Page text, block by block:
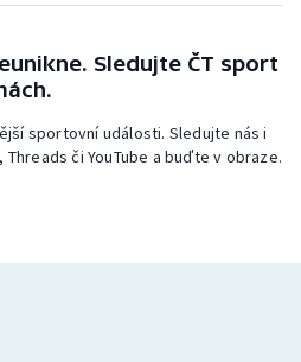
Sledujte ČT sport
sportovní události. Sledujte nás i
či YouTube a buďte v obraze.